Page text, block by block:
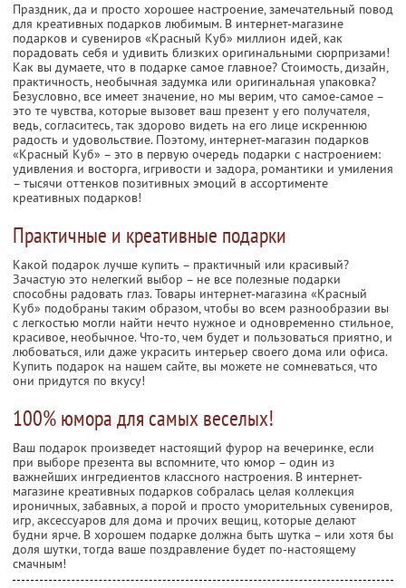
Праздник, да и просто хорошее настроение, замечательный повод
для креативных подарков любимым. В интернет-магазине
подарков и сувениров «Красный Куб» миллион идей, как
порадовать себя и удивить близких оригинальными сюрпризами!
Как вы думаете, что в подарке самое главное? Стоимость, дизайн,
практичность, необычная задумка или оригинальная упаковка?
Безусловно, все имеет значение, но мы верим, что самое-самое –
это те чувства, которые вызовет ваш презент у его получателя,
ведь, согласитесь, так здорово видеть на его лице искреннюю
радость и удовольствие. Поэтому, интернет-магазин подарков
«Красный Куб» – это в первую очередь подарки с настроением:
удивления и восторга, игривости и задора, романтики и умиления
– тысячи оттенков позитивных эмоций в ассортименте
креативных подарков!
Практичные и креативные подарки
Какой подарок лучше купить – практичный или красивый?
Зачастую это нелегкий выбор – не все полезные подарки
способны радовать глаз. Товары интернет-магазина «Красный
Куб» подобраны таким образом, чтобы во всем разнообразии вы
с легкостью могли найти нечто нужное и одновременно стильное,
красивое, необычное. Что-то, чем будет и пользоваться приятно, и
любоваться, или даже украсить интерьер своего дома или офиса.
Купить подарок на нашем сайте, вы можете не сомневаться, что
они придутся по вкусу!
100% юмора для самых веселых!
Ваш подарок произведет настоящий фурор на вечеринке, если
при выборе презента вы вспомните, что юмор – один из
важнейших ингредиентов классного настроения. В интернет-
магазине креативных подарков собралась целая коллекция
ироничных, забавных, а порой и просто уморительных сувениров,
игр, аксессуаров для дома и прочих вещиц, которые делают
будни ярче. В хорошем подарке должна быть шутка – или хотя бы
доля шутки, тогда ваше поздравление будет по-настоящему
смачным!